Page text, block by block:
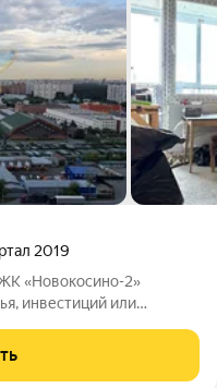
2019
ЖК «Новокосино-2»
инвестиций или
дома. Южная сторона,